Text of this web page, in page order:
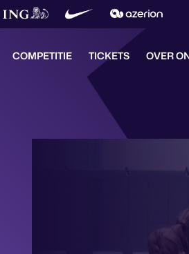
COMPETITIE TICKETS OVER